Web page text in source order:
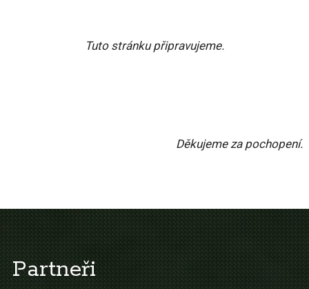
Tuto stránku připravujeme.
Děkujeme za pochopení.
Partneři